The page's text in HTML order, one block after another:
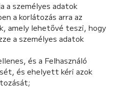
a személyes adatok
a korlátozás arra az
amely lehetővé teszi, hogy
a személyes adatok
és a Felhasználó
és ehelyett kéri azok